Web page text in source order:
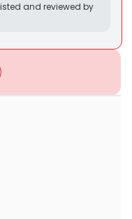
and reviewed by